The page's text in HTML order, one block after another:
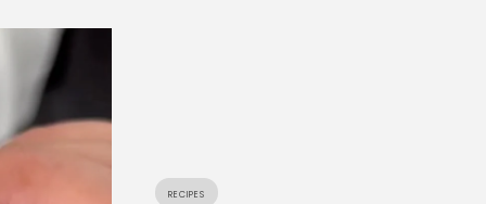
Recipes